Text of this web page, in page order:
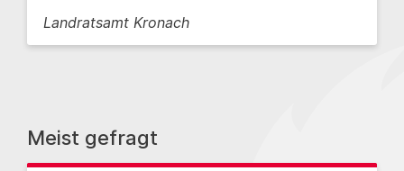
Landratsamt Kronach
Meist gefragt